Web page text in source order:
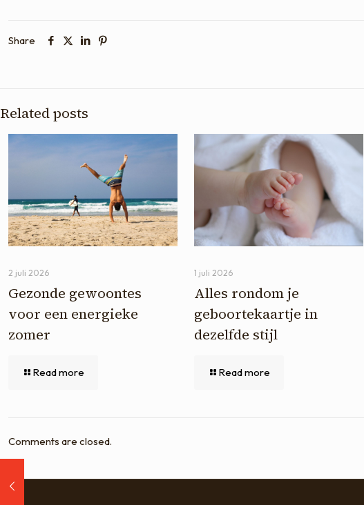
Share
Related posts
2 juli 2026
Gezonde gewoontes
voor een energieke
zomer
Read more
1 juli 2026
Alles rondom je
geboortekaartje in
dezelfde stijl
Read more
Comments are closed.